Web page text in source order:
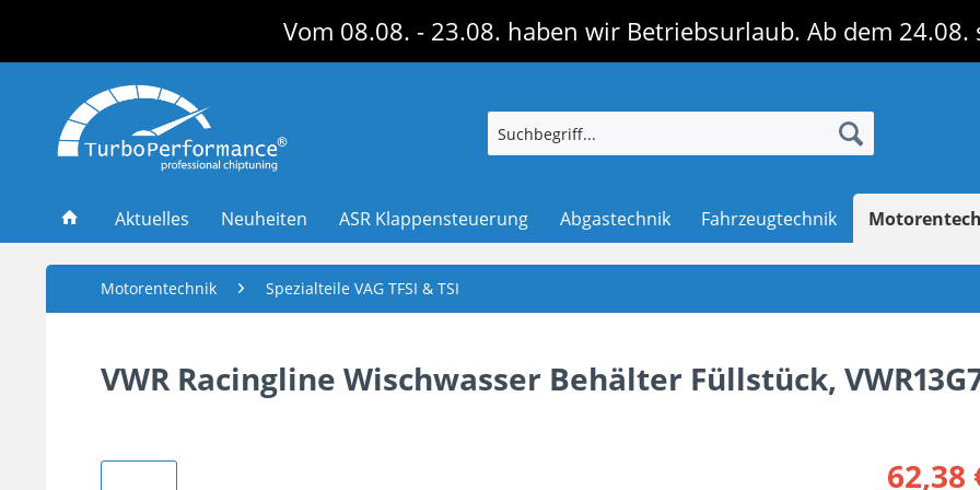
Vom 08.08. - 23.08. haben wir Betriebsurlaub. Ab dem
Aktuelles Neuheiten ASR Klappensteuerung Abgastechnik Fahrzeugtechnik
Motorentechnik Spezialteile VAG TFSI & TSI
VWR Racingline Wischwasser Behälter Füllstück,
62,38